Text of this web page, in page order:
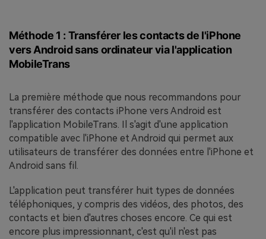
Méthode 1 : Transférer les contacts de l'iPhone
vers Android sans ordinateur via l'application
MobileTrans
La première méthode que nous recommandons pour
transférer des contacts iPhone vers Android est
l'application MobileTrans. Il s'agit d'une application
compatible avec l'iPhone et Android qui permet aux
utilisateurs de transférer des données entre l'iPhone et
Android sans fil.
L'application peut transférer huit types de données
téléphoniques, y compris des vidéos, des photos, des
contacts et bien d'autres choses encore. Ce qui est
encore plus impressionnant, c'est qu'il n'est pas